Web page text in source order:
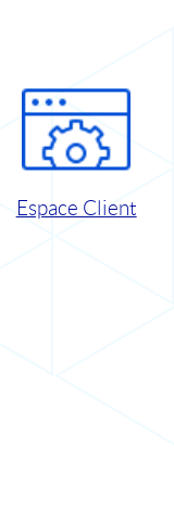
Espace Client